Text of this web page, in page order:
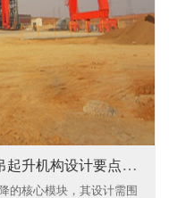
广西来宾龙门吊厂家 轨道式龙门吊起升机构设计要点解析
的核心模块，其设计需围